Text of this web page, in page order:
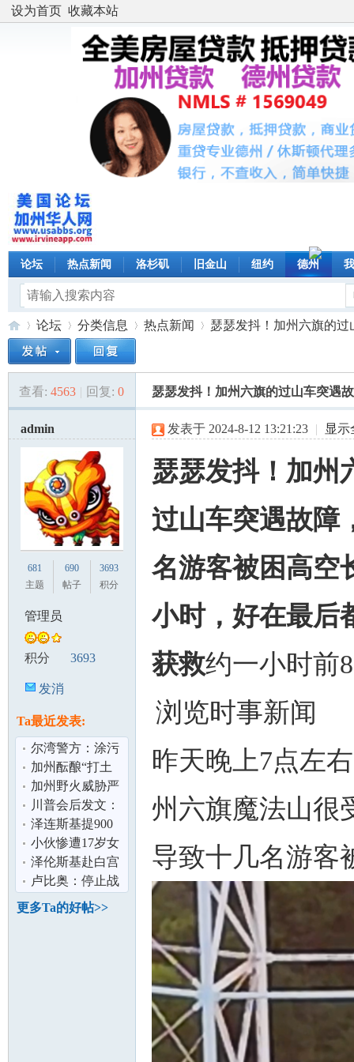
设为首页 收藏本站
论坛 热点新闻 洛杉矶 旧金山 纽约 德州
美»
论坛
›
分类信息 热点新闻
›
瑟瑟发抖！加州六旗的过
查看: 4563 | 回复: 0 瑟瑟发抖！加州六旗的过山车突遇
admin
681
主题
690
帖子
3693
积分
管理员
积分 3693
发消
Ta最近发表:
尔湾警方：涂污
13辆特斯拉男子
落网
加州酝酿“打土
豪” 资产5%“充
公” 硅谷巨
加州野火威胁严
峻 消防局吁民众
制定疏散计
川普会后发文：
正安排普泽会面
泽连斯基：
泽连斯基提900
亿美元军购 换美
安全保障
小伙惨遭17岁女
友10万卖到缅甸
家属：典型
泽伦斯基赴白宫
会川普 称寻求以
外交结束俄
卢比奥：停止战
争需俄乌双方都
做出让步
更多Ta的好帖>>
发表于 2024-8-12 13:21:23 | 显示
瑟瑟发抖！加州
过山车突遇故障
名游客被困高空
小时，好在最后
获救约一小时前
浏览时事新闻
昨天晚上7点左
州六旗魔法山很
导致十几名游客